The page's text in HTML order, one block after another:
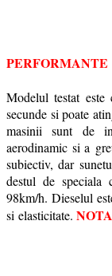
PERFORMANTE
Modelul testat
secunde si poate
masinii sunt de
aerodinamic si a
subiectiv, dar
destul de
98km/h.Dieselul
si elasticitate.